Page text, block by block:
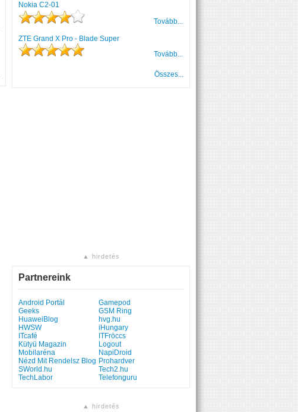
Nokia C2-01
Tovább...
ZTE Grand X Pro - Blade Super
Tovább...
Összes...
▲ hirdetés
Partnereink
Android Portál
Gamepod
Geeks
GSM Ring
HuaweiBlog
hvg.hu
HWSW
iHungary
ITcafé
ITFröccs
Kütyü Magazin
Logout
Mobilaréna
NapiDroid
Nézd Mit Rendelsz Blog Prohardver
SWorld.hu
Tech2.hu
TechLabor
Telefonguru
▲ hirdetés